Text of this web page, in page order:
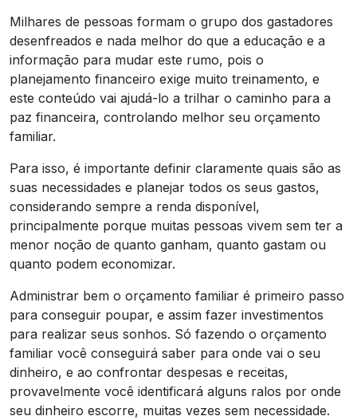
Milhares de pessoas formam o grupo dos gastadores
desenfreados e nada melhor do que a educação e a
informação para mudar este rumo, pois o
planejamento financeiro exige muito treinamento, e
este conteúdo vai ajudá-lo a trilhar o caminho para a
paz financeira, controlando melhor seu orçamento
familiar.
Para isso, é importante definir claramente quais são as
suas necessidades e planejar todos os seus gastos,
considerando sempre a renda disponível,
principalmente porque muitas pessoas vivem sem ter a
menor noção de quanto ganham, quanto gastam ou
quanto podem economizar.
Administrar bem o orçamento familiar é primeiro passo
para conseguir poupar, e assim fazer investimentos
para realizar seus sonhos. Só fazendo o orçamento
familiar você conseguirá saber para onde vai o seu
dinheiro, e ao confrontar despesas e receitas,
provavelmente você identificará alguns ralos por onde
seu dinheiro escorre, muitas vezes sem necessidade.